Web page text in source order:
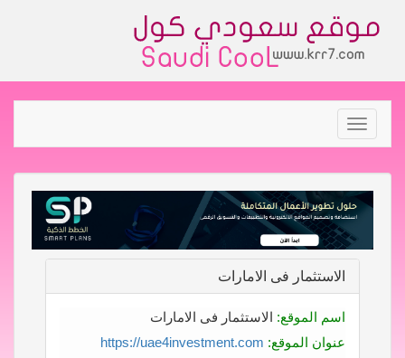
Toggle
navigation
الاستثمار فى الامارات
اسم الموقع: الاستثمار فى الامارات
عنوان الموقع: https://uae4investment.com